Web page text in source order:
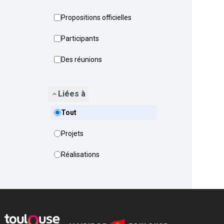
Propositions officielles
Participants
Des réunions
Liées à
Tout
Projets
Réalisations